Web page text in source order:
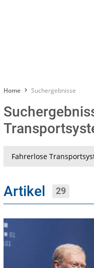
Home Suchergebnisse
Suche
Artikel 29